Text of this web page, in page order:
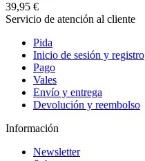
39,95 €
Servicio de atención al cliente
Pida
Inicio de sesión y registro
Pago
Vales
Envío y entrega
Devolución y reembolso
Información
Newsletter